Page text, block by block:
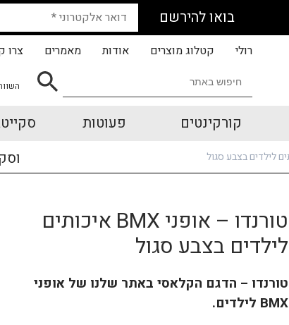
בואו להירשם
רולי קטלוג מוצרים אודות מאמרים צרו
קורקינטים פעוטות
טורנדו – אופני BMX איכותים
לילדים בצבע סגול
טורנדו – הדגם הקלאסי באתר שלנו של אופני
BMX לילדים.